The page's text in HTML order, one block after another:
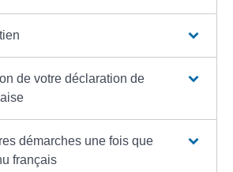
de votre déclaration de
démarches une fois que
français